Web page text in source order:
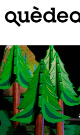
contingut